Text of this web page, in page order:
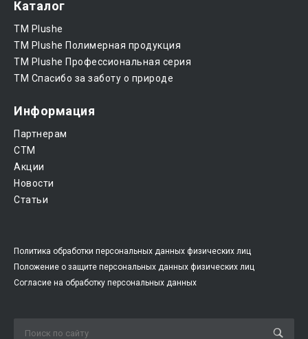
Каталог
ТМ Plushe
ТМ Plushe Полимерная продукция
ТМ Plushe Профессиональная серия
ТМ Спасибо за заботу о природе
Информация
Партнерам
CTM
Акции
Новости
Статьи
Политика обработки персональных данных физических лиц
Положение о защите персональных данных физических лиц
Согласие на обработку персональных данных